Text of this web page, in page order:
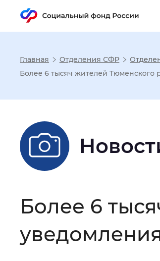
Шрифт: Без
Цвет сайта:
Главная Отделения СФР
Более 6 тысяч жителей Тюменского
Более 6